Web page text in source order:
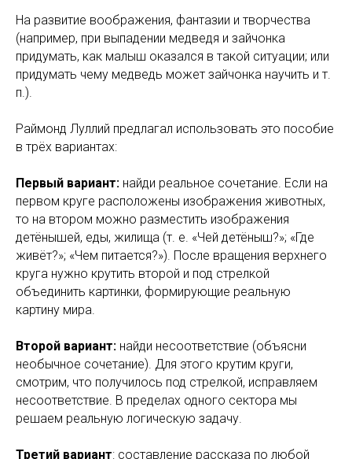
На развитие воображения, фантазии и творчества
(например, при выпадении медведя и зайчонка
придумать, как малыш оказался в такой ситуации; или
придумать чему медведь может зайчонка научить и т.
п.).
Раймонд Луллий предлагал использовать это пособие
в трёх вариантах:
Первый вариант: найди реальное сочетание. Если на
первом круге расположены изображения животных,
то на втором можно разместить изображения
детёнышей, еды, жилища (т. е. «Чей детёныш?»; «Где
живёт?»; «Чем питается?»). После вращения верхнего
круга нужно крутить второй и под стрелкой
объединить картинки, формирующие реальную
картину мира.
Второй вариант: найди несоответствие (объясни
необычное сочетание). Для этого крутим круги,
смотрим, что получилось под стрелкой, исправляем
несоответствие. В пределах одного сектора мы
решаем реальную логическую задачу.
Третий вариант: составление рассказа по любой